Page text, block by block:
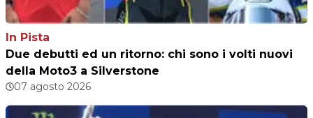
In Pista
Due debutti ed un ritorno: chi sono i volti nuovi
della Moto3 a Silverstone
07 agosto 2026